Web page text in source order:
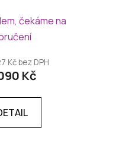
čekáme na
Kč bez DPH
Kč